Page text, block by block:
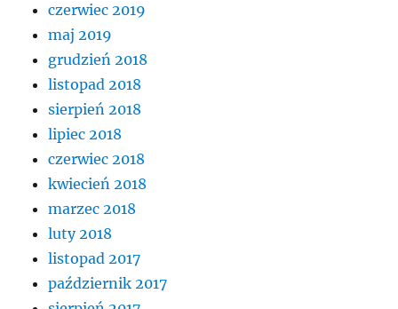
czerwiec 2019
maj 2019
grudzień 2018
listopad 2018
sierpień 2018
lipiec 2018
czerwiec 2018
kwiecień 2018
marzec 2018
luty 2018
listopad 2017
październik 2017